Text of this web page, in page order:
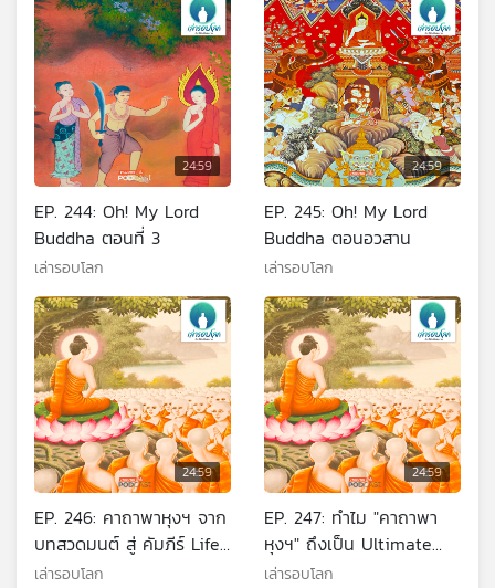
24:59
EP. 244: Oh! My Lord
Buddha ตอนที่ 3
เล่ารอบโลก
24:59
EP. 245: Oh! My Lord
Buddha ตอนอวสาน
เล่ารอบโลก
24:59
EP. 246: คาถาพาหุงฯ จาก
บทสวดมนต์ สู่ คัมภีร์ Life
Coach ที่โมเดิร์นที่สุดใน
เล่ารอบโลก
24:59
EP. 247: ทำไม "คาถาพา
หุงฯ" ถึงเป็น Ultimate
Life Coach ของคนยุคนี้
เล่ารอบโลก